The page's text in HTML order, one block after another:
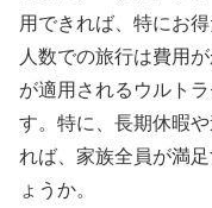
用できれば、特にお
人数での旅行は費用
が適用されるウルト
す。特に、長期休暇
れば、家族全員が満
ょうか。